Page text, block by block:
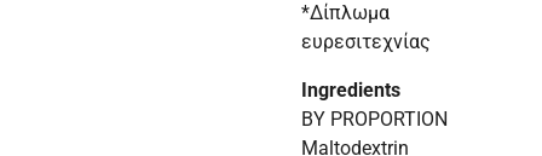
*Δίπλωμα
ευρεσιτεχνίας
Ingredients
BY PROPORTION
Maltodextrin